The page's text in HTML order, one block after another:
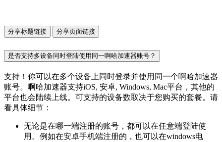
分享标题链接 分享页面链接
是否支持多设备同时登陆使用同一啊哈加速器账号？
支持！你可以在多个设备上同时登录并使用同一个啊哈加速器
账号。啊哈加速器支持iOS, 安卓, Windows, Mac平台，其他的
平台也会陆续上线。可支持的设备数取决于您购买的套餐。请
看具体细节：
无论是在哪一端注册的账号，都可以在任意端登陆使
用。例如在安卓手机端注册的，也可以在windows电